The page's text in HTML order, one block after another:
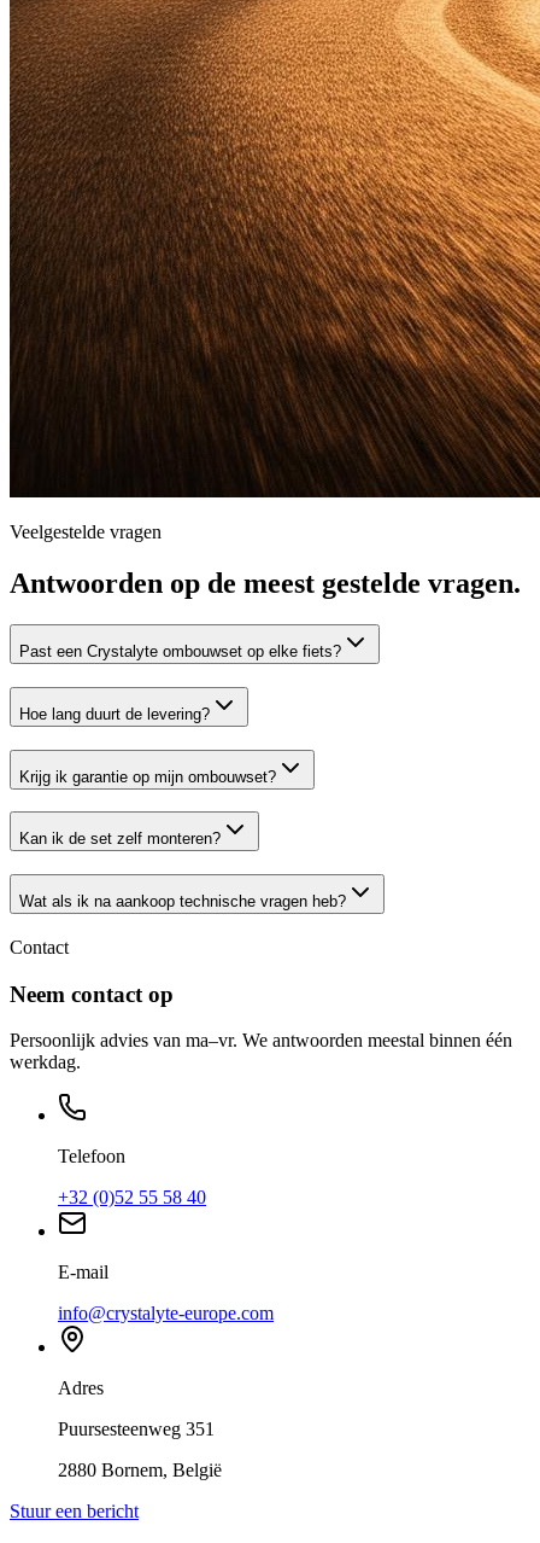
Veelgestelde vragen
Antwoorden op de meest gestelde vragen.
Past een Crystalyte ombouwset op elke fiets?
Hoe lang duurt de levering?
Krijg ik garantie op mijn ombouwset?
Kan ik de set zelf monteren?
Wat als ik na aankoop technische vragen heb?
Contact
Neem contact op
Persoonlijk advies van ma–vr. We antwoorden meestal binnen één
werkdag.
Telefoon
+32 (0)52 55 58 40
E-mail
info@crystalyte-europe.com
Adres
Puursesteenweg 351
2880 Bornem, België
Stuur een bericht